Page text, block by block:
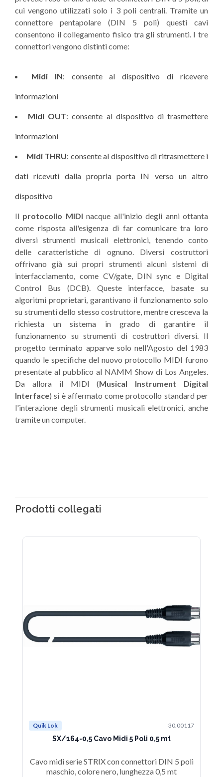
cui vengono utilizzati solo i 3 poli centrali. Tramite un
connettore pentapolare (DIN 5 poli) questi cavi
consentono il collegamento fisico tra gli strumenti. I tre
connettori vengono distinti come:
Midi IN: consente al dispositivo di ricevere
informazioni
Midi OUT: consente al dispositivo di trasmettere
informazioni
Midi THRU: consente al dispositivo di ritrasmettere i
dati ricevuti dalla propria porta IN verso un altro
dispositivo
Il protocollo MIDI nacque all'inizio degli anni ottanta
come risposta all'esigenza di far comunicare tra loro
diversi strumenti musicali elettronici, tenendo conto
delle caratteristiche di ognuno. Diversi costruttori
offrivano già sui propri strumenti alcuni sistemi di
interfacciamento, come CV/gate, DIN sync e Digital
Control Bus (DCB). Queste interfacce, basate su
algoritmi proprietari, garantivano il funzionamento solo
su strumenti dello stesso costruttore, mentre cresceva la
richiesta un sistema in grado di garantire il
funzionamento su strumenti di costruttori diversi. Il
progetto terminato apparve solo nell'Agosto del 1983
quando le specifiche del nuovo protocollo MIDI furono
presentate al pubblico al NAMM Show di Los Angeles.
Da allora il MIDI (Musical Instrument Digital
Interface) si è affermato come protocollo standard per
l'interazione degli strumenti musicali elettronici, anche
tramite un computer.
Prodotti collegati
Quik Lok 30.00117
SX/164-0,5 Cavo Midi 5 Poli 0,5 mt
Cavo midi serie STRIX con connettori DIN 5 poli
maschio, colore nero, lunghezza 0,5 mt